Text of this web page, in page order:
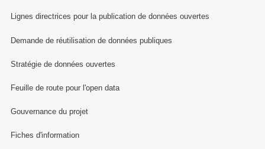
Lignes directrices pour la publication de données ouvertes
Demande de réutilisation de données publiques
Stratégie de données ouvertes
Feuille de route pour l'open data
Gouvernance du projet
Fiches d'information